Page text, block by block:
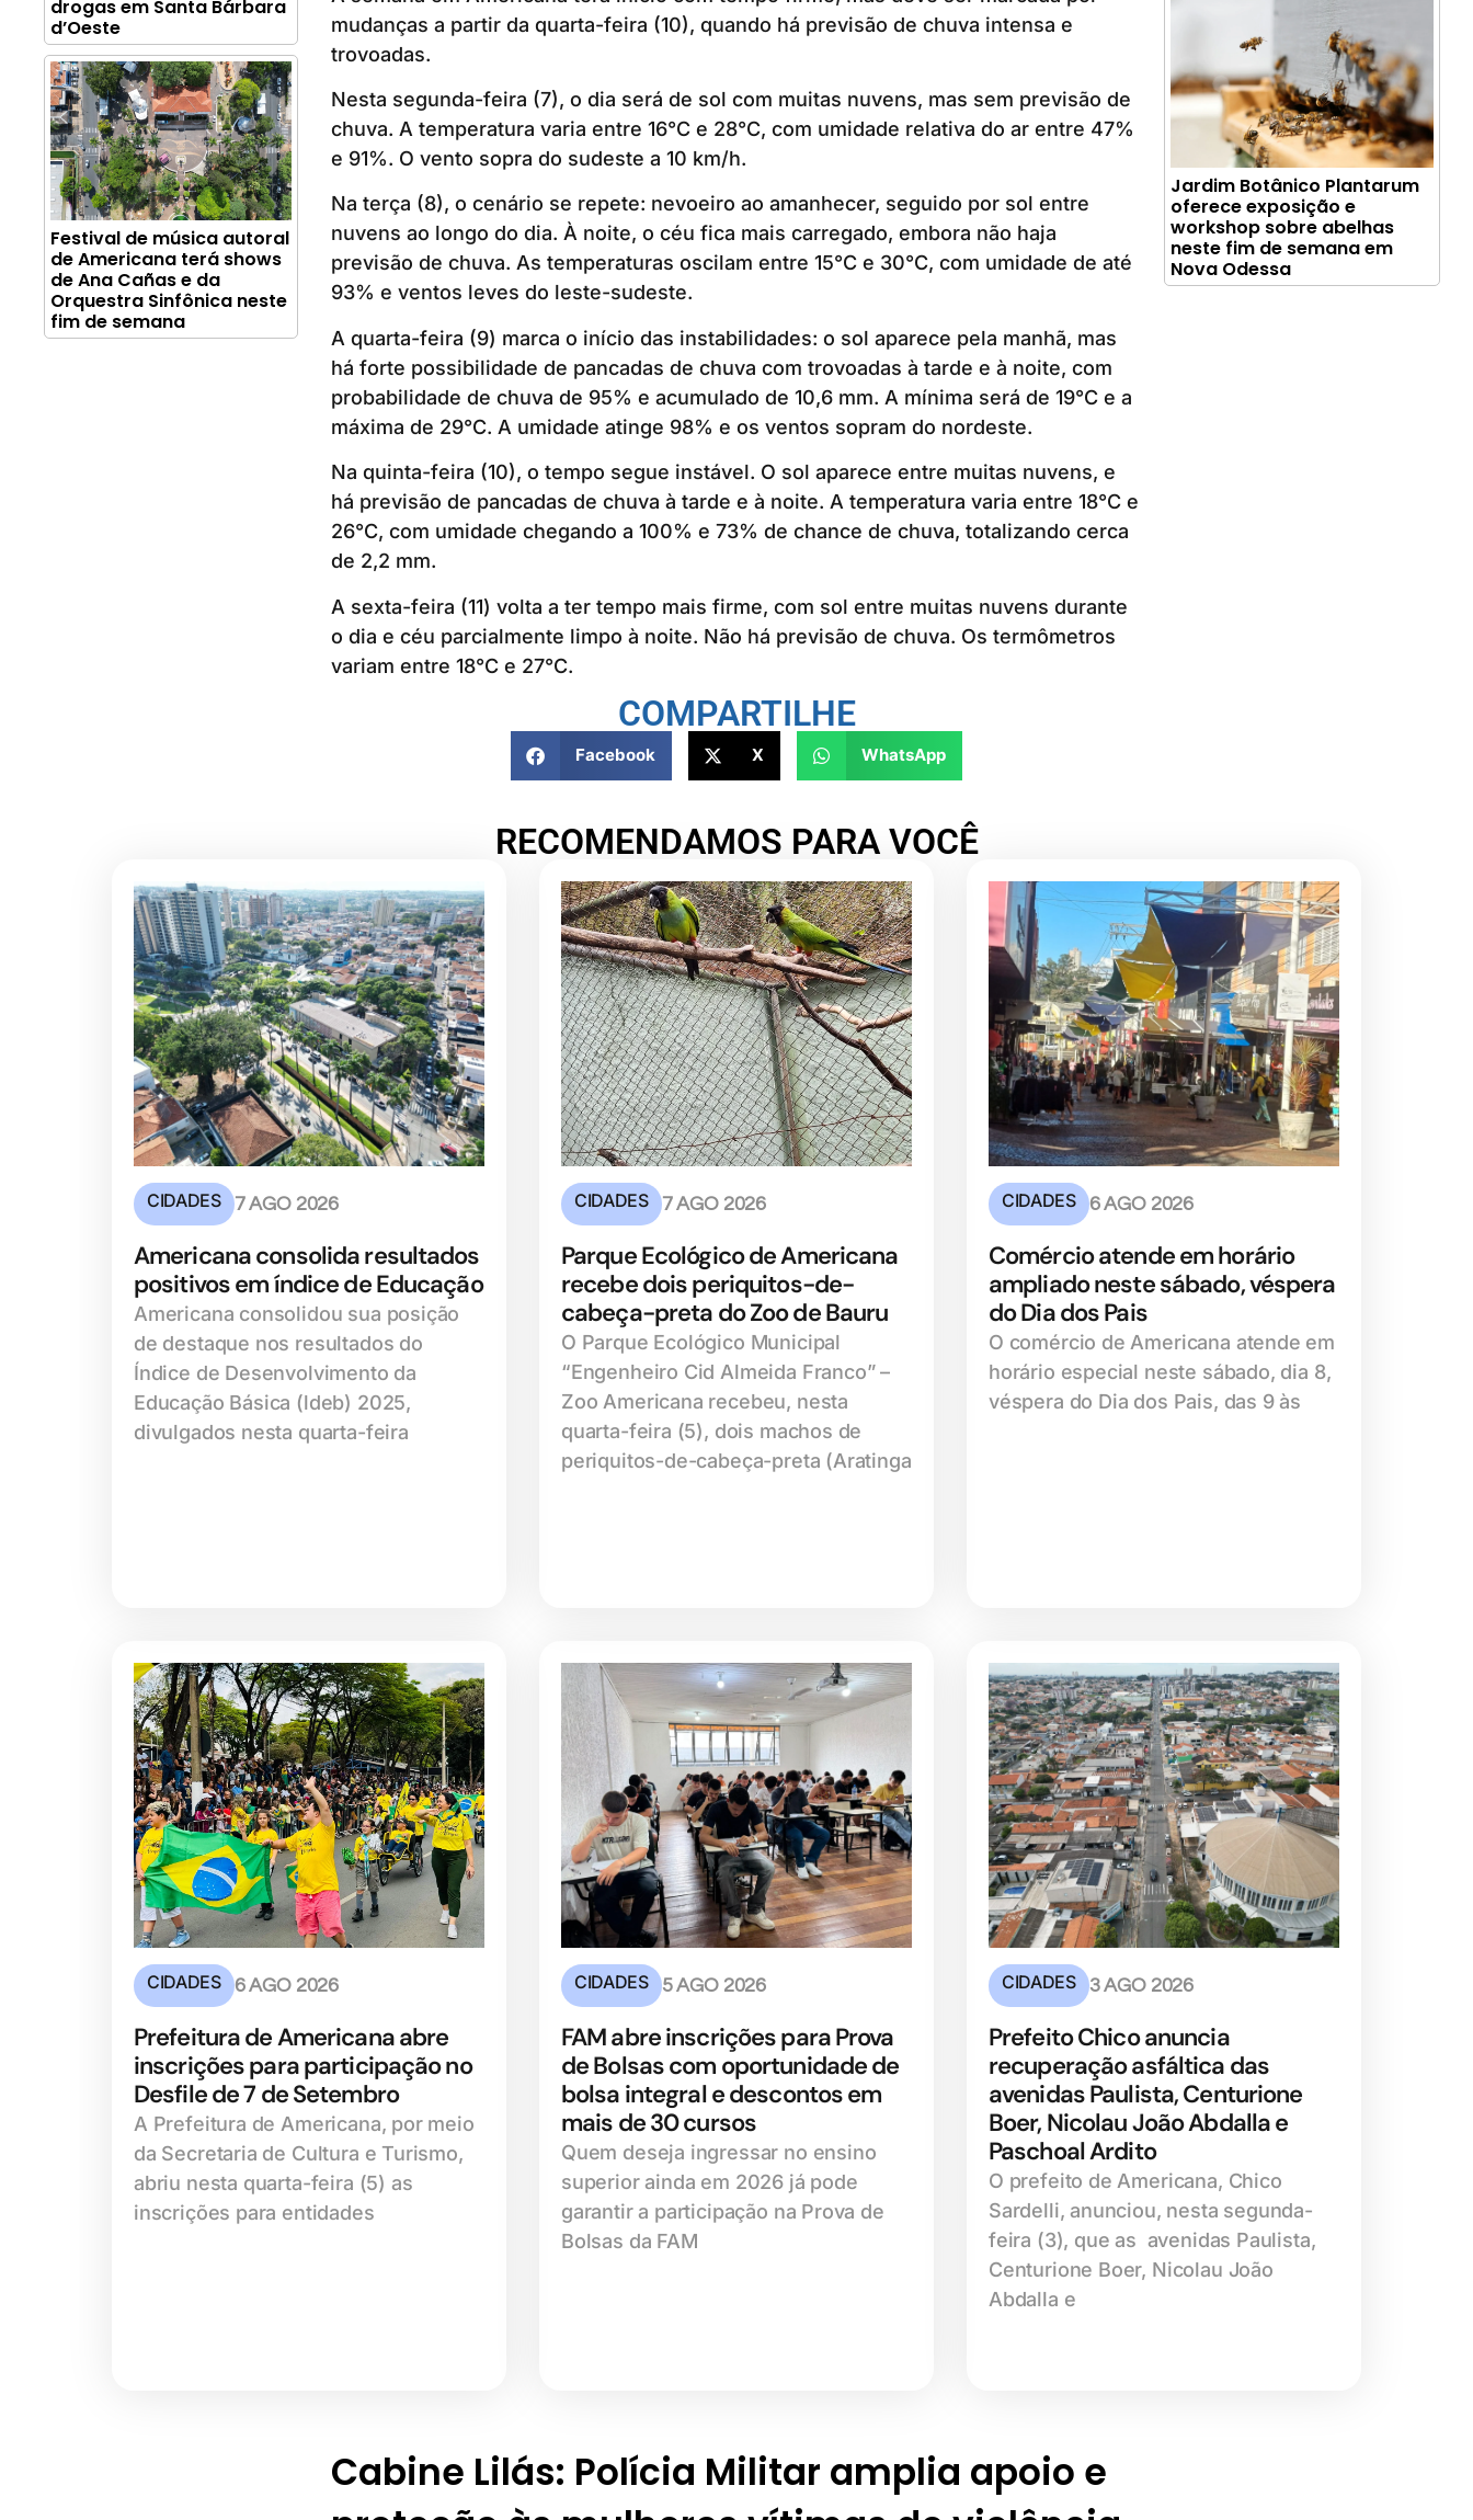
drogas em Santa Bárbara
d’Oeste
Festival de música autoral
de Americana terá shows
de Ana Cañas e da
Orquestra Sinfônica neste
fim de semana
mudanças a partir da quarta-feira (10), quando há previsão de chuva intensa e
trovoadas.
Nesta segunda-feira (7), o dia será de sol com muitas nuvens, mas sem previsão de
chuva. A temperatura varia entre 16°C e 28°C, com umidade relativa do ar entre 47%
e 91%. O vento sopra do sudeste a 10 km/h.
Na terça (8), o cenário se repete: nevoeiro ao amanhecer, seguido por sol entre
nuvens ao longo do dia. À noite, o céu fica mais carregado, embora não haja
previsão de chuva. As temperaturas oscilam entre 15°C e 30°C, com umidade de até
93% e ventos leves do leste-sudeste.
A quarta-feira (9) marca o início das instabilidades: o sol aparece pela manhã, mas
há forte possibilidade de pancadas de chuva com trovoadas à tarde e à noite, com
probabilidade de chuva de 95% e acumulado de 10,6 mm. A mínima será de 19°C e a
máxima de 29°C. A umidade atinge 98% e os ventos sopram do nordeste.
Na quinta-feira (10), o tempo segue instável. O sol aparece entre muitas nuvens, e
há previsão de pancadas de chuva à tarde e à noite. A temperatura varia entre 18°C e
26°C, com umidade chegando a 100% e 73% de chance de chuva, totalizando cerca
de 2,2 mm.
A sexta-feira (11) volta a ter tempo mais firme, com sol entre muitas nuvens durante
o dia e céu parcialmente limpo à noite. Não há previsão de chuva. Os termômetros
variam entre 18°C e 27°C.
COMPARTILHE
Facebook X WhatsApp
Jardim Botânico Plantarum
oferece exposição e
workshop sobre abelhas
neste fim de semana em
Nova Odessa
RECOMENDAMOS PARA VOCÊ
CIDADES 7 AGO 2026
Americana consolida resultados
positivos em índice de Educação
Americana consolidou sua posição
de destaque nos resultados do
Índice de Desenvolvimento da
Educação Básica (ldeb) 2025,
divulgados nesta quarta-feira
CIDADES 7 AGO 2026
Parque Ecológico de Americana
recebe dois periquitos-de-
cabeça-preta do Zoo de Bauru
O Parque Ecológico Municipal
“Engenheiro Cid Almeida Franco” –
Zoo Americana recebeu, nesta
quarta-feira (5), dois machos de
periquitos-de-cabeça-preta (Aratinga
CIDADES 6 AGO 2026
Comércio atende em horário
ampliado neste sábado, véspera
do Dia dos Pais
O comércio de Americana atende em
horário especial neste sábado, dia 8,
véspera do Dia dos Pais, das 9 às
CIDADES 6 AGO 2026
Prefeitura de Americana abre
inscrições para participação no
Desfile de 7 de Setembro
A Prefeitura de Americana, por meio
da Secretaria de Cultura e Turismo,
abriu nesta quarta-feira (5) as
inscrições para entidades
CIDADES 5 AGO 2026
FAM abre inscrições para Prova
de Bolsas com oportunidade de
bolsa integral e descontos em
mais de 30 cursos
Quem deseja ingressar no ensino
superior ainda em 2026 já pode
garantir a participação na Prova de
Bolsas da FAM
CIDADES 3 AGO 2026
Prefeito Chico anuncia
recuperação asfáltica das
avenidas Paulista, Centurione
Boer, Nicolau João Abdalla e
Paschoal Ardito
O prefeito de Americana, Chico
Sardelli, anunciou, nesta segunda-
feira (3), que as avenidas Paulista,
Centurione Boer, Nicolau João
Abdalla e
Cabine Lilás: Polícia Militar amplia apoio e